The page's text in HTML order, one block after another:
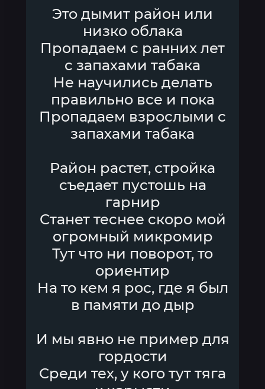
Это дымит район или
низко облака
Пропадаем с ранних лет
с запахами табака
Не научились делать
правильно все и пока
Пропадаем взрослыми с
запахами табака
Район растет, стройка
съедает пустошь на
гарнир
Станет теснее скоро мой
огромный микромир
Тут что ни поворот, то
ориентир
На то кем я рос, где я был
в памяти до дыр
И мы явно не пример для
гордости
Среди тех, у кого тут тяга